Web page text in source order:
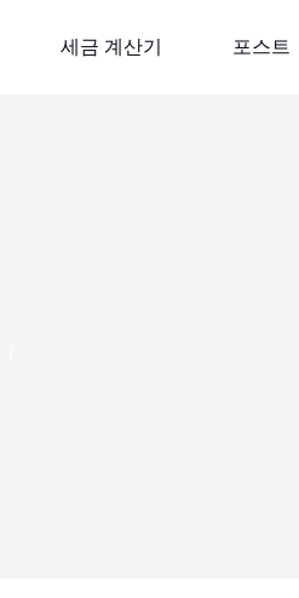
세금 계산기 포스트